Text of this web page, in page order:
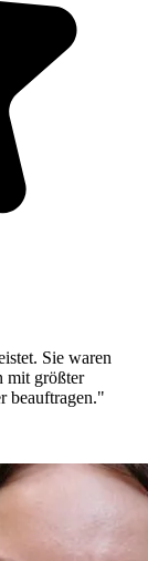
Sie waren
mit größter
beauftragen."